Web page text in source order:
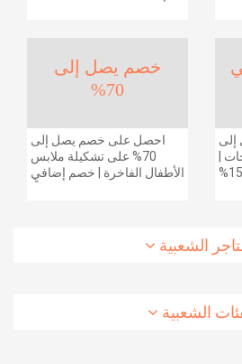
الطلبات التي تزيد قيمتها عن
1425 ريالًا سعوديًا | شحن مجخصم يصل إلى
70%
احصل على خصم يصل إلى
70% على تشكيلة ملابس
الأطفال الفاخرة | خصم إضافي
|
الشعبية
الشعبية